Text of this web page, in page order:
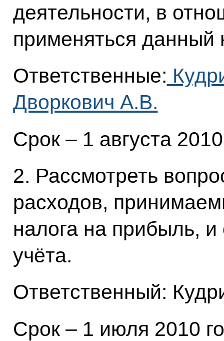
деятельности, в
применяться
Ответственные:
Дворкович А.В.
Срок – 1 августа
2. Рассмотреть
расходов,
налога на прибыль,
учёта.
Ответственный:
Срок – 1 июля 2010